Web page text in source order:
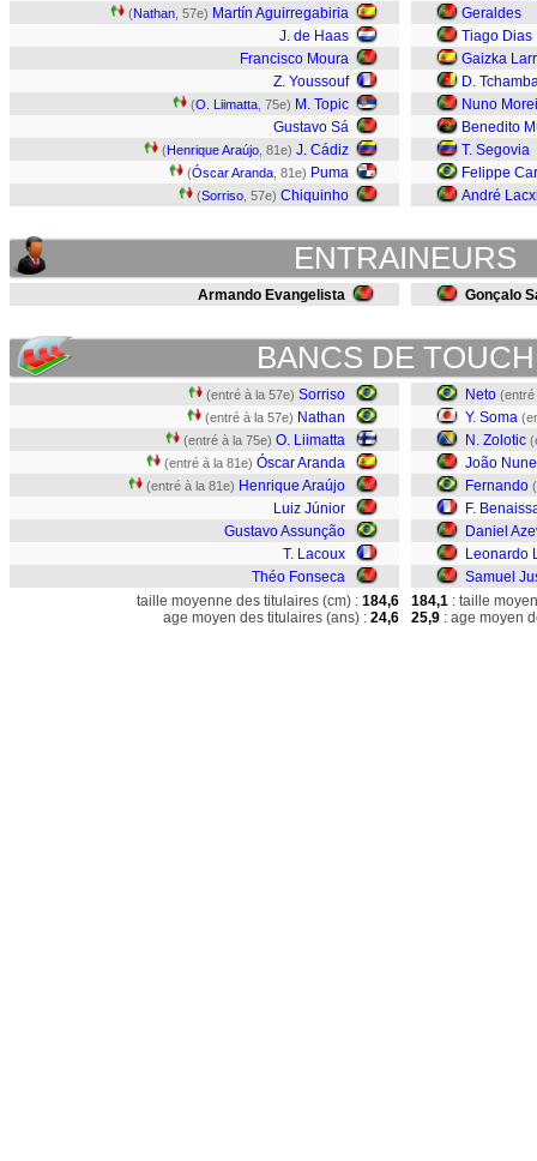
(Nathan , 57e) Martín Aguirregabiria
J. de Haas
Francisco Moura
Z. Youssouf
(O. Liimatta , 75e) M. Topic
Gustavo Sá
(Henrique Araújo , 81e) J. Cádiz
(Óscar Aranda , 81e) Puma
(Sorriso , 57e) Chiquinho
Geraldes
Tiago Dias
Gaizka
D.
Nuno
Benedito
T. Segovia
Felippe
André
ENTRAINEURS
Armando Evangelista Gonçalo
BANCS DE
(entré à la 57e) Sorriso
(entré à la 57e) Nathan
(entré à la 75e) O. Liimatta
(entré à la 81e) Óscar Aranda
(entré à la 81e) Henrique Araújo
Luiz Júnior
Gustavo Assunção
T. Lacoux
Théo Fonseca
Neto (entré
Y. Soma
N. Zolotic
João
Fernando
F.
Daniel
Leonardo
Samuel
taille moyenne des titulaires (cm) : 184,6
age moyen des titulaires (ans) : 24,6
184,1 : taille
25,9 : age moyen